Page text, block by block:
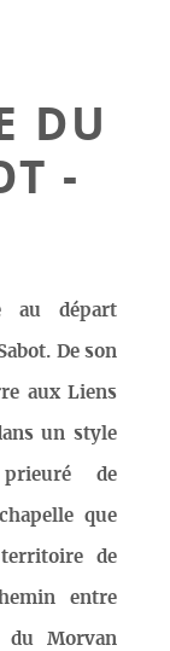
DU
-
au départ
De son
aux Liens
un style
de
que
de
entre
du Morvan